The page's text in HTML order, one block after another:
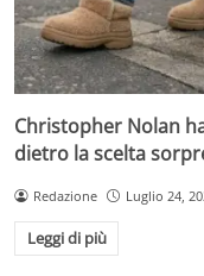
Christopher Nolan
dietro la scelta
Redazione Luglio 24,
Leggi di più